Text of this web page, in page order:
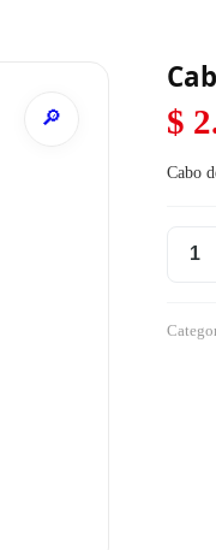
$
Cabo